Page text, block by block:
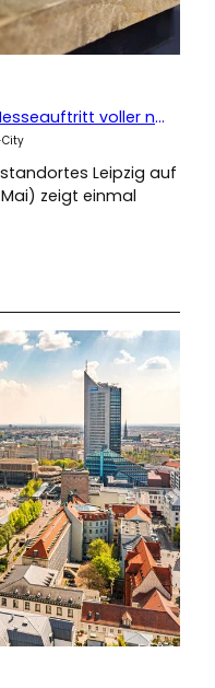
Leipzig auf der IMEX 2024: Ein Messeauftritt voller nachhaltiger Ideen
Leipzig auf
Mai) zeigt einmal